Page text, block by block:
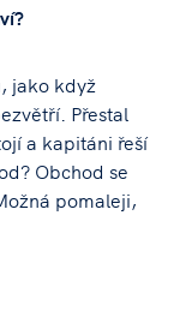
jako když
Přestal
a kapitáni řeší
Obchod se
pomaleji,